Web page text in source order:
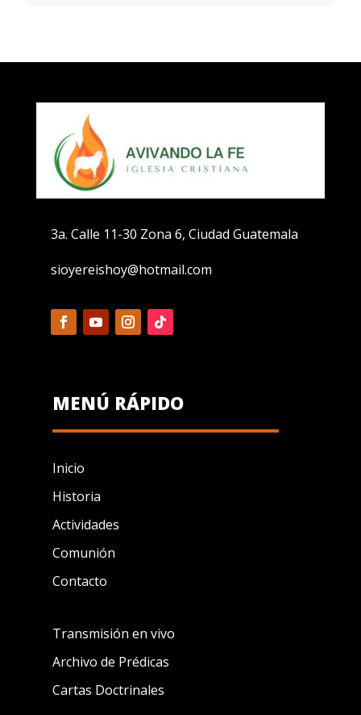
3a. Calle 11-30 Zona 6, Ciudad Guatemala
sioyereishoy@hotmail.com
MENÚ RÁPIDO
Inicio
Historia
Actividades
Comunión
Contacto
Transmisión en vivo
Archivo de Prédicas
Cartas Doctrinales